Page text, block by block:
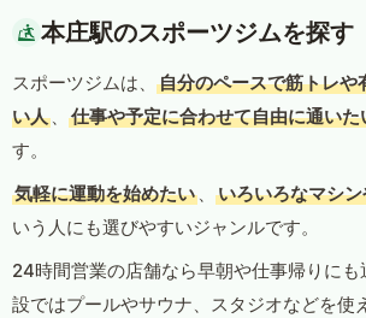
本庄駅のスポーツジムを探す
スポーツジムは、
自分のペースで筋トレや
い人 、 仕事や予定に合わせて自由に通いた
す。
気軽に運動を始めたい 、 いろいろなマシ
いう人にも選びやすいジャンルです。
24時間営業の店舗なら早朝や仕事帰りに
設ではプールやサウナ、スタジオなどを使